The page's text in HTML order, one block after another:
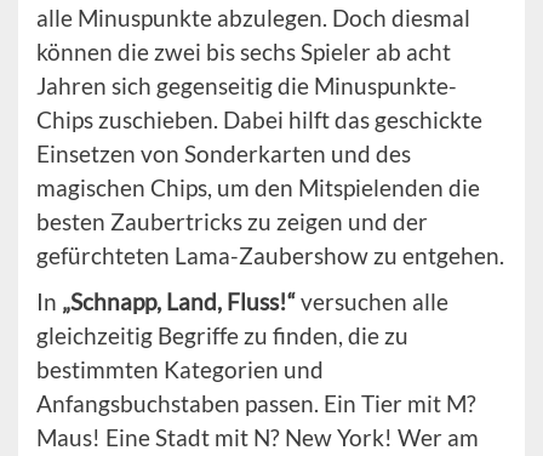
alle Minuspunkte abzulegen. Doch diesmal
können die zwei bis sechs Spieler ab acht
Jahren sich gegenseitig die Minuspunkte-
Chips zuschieben. Dabei hilft das geschickte
Einsetzen von Sonderkarten und des
magischen Chips, um den Mitspielenden die
besten Zaubertricks zu zeigen und der
gefürchteten Lama-Zaubershow zu entgehen.
In „Schnapp, Land, Fluss!“versuchen alle
gleichzeitig Begriffe zu finden, die zu
bestimmten Kategorien und
Anfangsbuchstaben passen. Ein Tier mit M?
Maus! Eine Stadt mit N? New York! Wer am